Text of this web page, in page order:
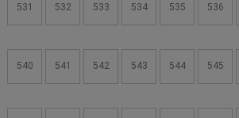
531 532 533 534 535 536
540 541 542 543 544 545